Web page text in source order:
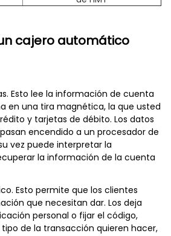
cajero automático
Esto lee la información de cuenta
en una tira magnética, la que usted
y tarjetas de débito. Los datos
encendido a un procesador de
vez puede interpretar la
la información de la cuenta
Esto permite que los clientes
que necesitan dar. Los deja
personal o fijar el código,
de la transacción quieren hacer,